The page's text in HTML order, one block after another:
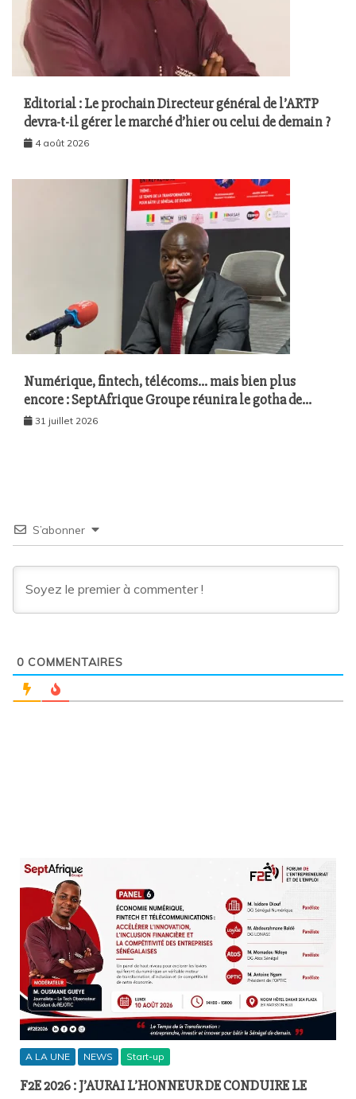
Editorial : Le prochain Directeur général de l’ARTP
devra-t-il gérer le marché d’hier ou celui de demain ?
4 août 2026
Numérique, fintech, télécoms… mais bien plus
encore : SeptAfrique Groupe réunira le gotha de
l’économie sénégalaise le 10 août à Dakar
31 juillet 2026
S’abonner
0 COMMENTAIRES
A LA UNE NEWS Start-up
F2E 2026 : J’AURAI L’HONNEUR DE CONDUIRE LE